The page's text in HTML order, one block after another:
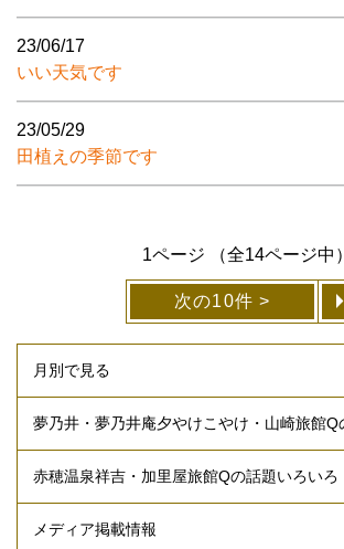
23/06/17
いい天気です
23/05/29
田植えの季節です
1ページ （全14ページ中）
次の10件